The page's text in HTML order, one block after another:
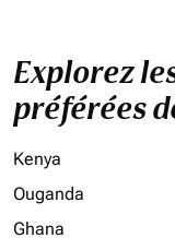
Explorez
préférées
Kenya
Ouganda
Ghana